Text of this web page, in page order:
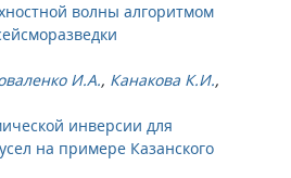
волны алгоритмом
И.А., Канакова К.И.,
инверсии для
на примере Казанского